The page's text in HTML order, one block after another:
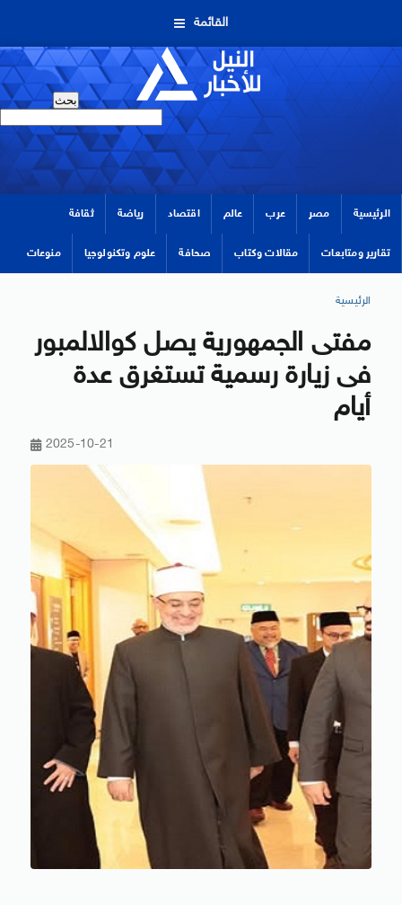
القائمة
الرئيسية مصر عرب عالم اقتصاد رياضة ثقافة
تقارير ومتابعات مقالات وكتاب صحافة علوم وتكنولوجيا منوعات
الرئيسية
مفتى الجمهورية يصل كوالالمبور
فى زيارة رسمية تستغرق عدة
أيام
2025-10-21